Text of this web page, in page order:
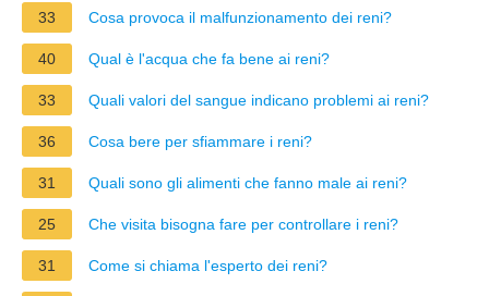
33 Cosa provoca il malfunzionamento dei reni?
40 Qual è l'acqua che fa bene ai reni?
33 Quali valori del sangue indicano problemi ai reni?
36 Cosa bere per sfiammare i reni?
31 Quali sono gli alimenti che fanno male ai reni?
25 Che visita bisogna fare per controllare i reni?
31 Come si chiama l'esperto dei reni?